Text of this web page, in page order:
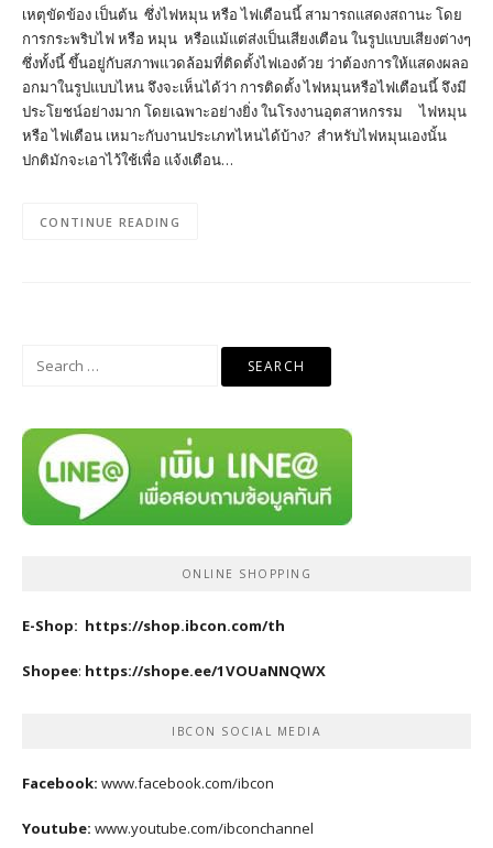
เหตุขัดข้อง เป็นต้น ซึ่งไฟหมุน หรือ ไฟเตือนนี้ สามารถแสดงสถานะ โดย
การกระพริบไฟ หรือ หมุน หรือแม้แต่ส่งเป็นเสียงเตือน ในรูปแบบเสียงต่างๆ
ซึ่งทั้งนี้ ขึ้นอยู่กับสภาพแวดล้อมที่ติดตั้งไฟเองด้วย ว่าต้องการให้แสดงผลอ
อกมาในรูปแบบไหน จึงจะเห็นได้ว่า การติดตั้ง ไฟหมุนหรือไฟเตือนนี้ จึงมี
ประโยชน์อย่างมาก โดยเฉพาะอย่างยิ่ง ในโรงงานอุตสาหกรรม ไฟหมุน
หรือ ไฟเตือน เหมาะกับงานประเภทไหนได้บ้าง? สำหรับไฟหมุนเองนั้น
ปกติมักจะเอาไว้ใช้เพื่อ แจ้งเตือน…
CONTINUE READING
Search
ONLINE SHOPPING
E-Shop: https://shop.ibcon.com/th
Shopee: https://shope.ee/1VOUaNNQWX
IBCON SOCIAL MEDIA
Facebook: www.facebook.com/ibcon
Youtube: www.youtube.com/ibconchannel